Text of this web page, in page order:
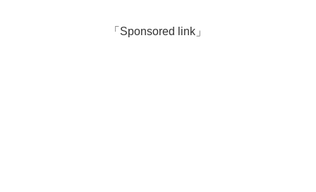
「Sponsored link」